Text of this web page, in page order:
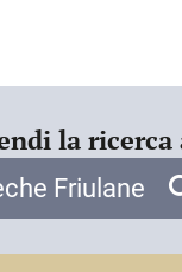
d’oro.
la curia
di
la
Friulane